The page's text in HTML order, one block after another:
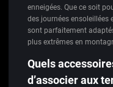
enneigées. Que ce soit
des journées ensoleillées
sont parfaitement
plus extrêmes en
Quels
d’associer aux